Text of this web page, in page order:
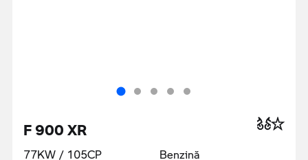
F 900 XR
77KW / 105CP
Benzină